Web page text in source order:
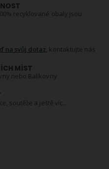
recyklované obaly jsou
na svůj dotaz, kontaktujte nás
MÍST
nebo Balíkovny
soutěže a ještě víc...